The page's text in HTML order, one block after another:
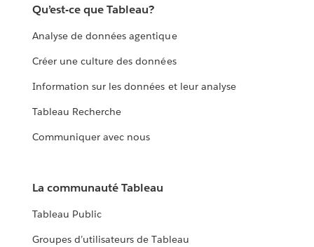
Qu’est-ce que Tableau?
Analyse de données agentique
Créer une culture des données
Information sur les données et leur analyse
Tableau Recherche
Communiquer avec nous
La communauté Tableau
Tableau Public
Groupes d’utilisateurs de Tableau